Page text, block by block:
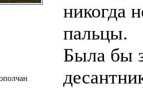
никогда
пальцы.
Была бы